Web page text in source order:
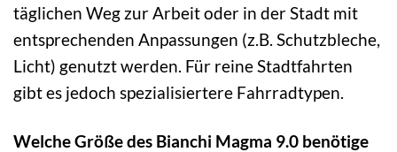
täglichen Weg zur Arbeit oder in der Stadt mit
entsprechenden Anpassungen (z.B. Schutzbleche,
Licht) genutzt werden. Für reine Stadtfahrten
gibt es jedoch spezialisiertere Fahrradtypen.
Welche Größe des Bianchi Magma 9.0 benötige